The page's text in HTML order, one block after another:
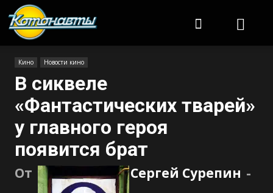
Кино Новости кино
В сиквеле
«Фантастических тварей»
у главного героя
появится брат
От Сергей Сурепин -